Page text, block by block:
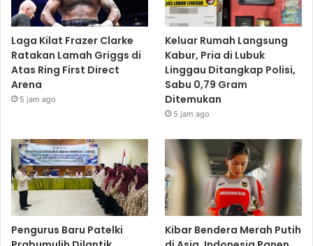
Laga Kilat Frazer Clarke
Ratakan Lamah Griggs di
Atas Ring First Direct
Arena
5 jam ago
Keluar Rumah Langsung
Kabur, Pria di Lubuk
Linggau Ditangkap Polisi,
Sabu 0,79 Gram
Ditemukan
5 jam ago
Pengurus Baru Patelki
Kibar Bendera Merah Putih